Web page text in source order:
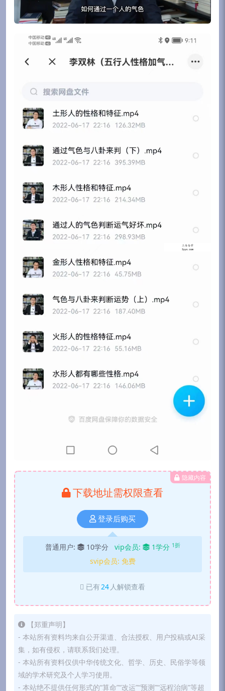
隐藏内容
下载地址需权限查看
登录后购买
普通用户: 10学分 vip会员: 1学分 1折
svip会员: 免费
已有24 人解锁查看
【郑重声明】
- 本站所有资料均来自公开渠道、合法授权、用户投稿或AI采
集，如有侵权，请联系我们处理。
- 本站所有资料仅供中华传统文化、哲学、历史、民俗学等领
域的学术研究及个人学习使用。
- 本站绝不提供任何形式的“算命”“改运”“预测”“远程治病”等超